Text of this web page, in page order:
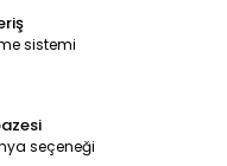
sistemi
seçeneği